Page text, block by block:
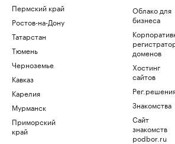
Пермский край
Ростов-на-Дону
Татарстан
Тюмень
Черноземье
Кавказ
Карелия
Мурманск
Приморский
край
Облако для
бизнеса
доменов
Хостинг
сайтов
Знакомства
Сайт
знакомств
podbor.ru